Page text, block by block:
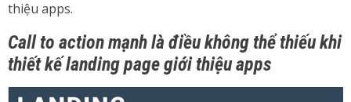
thiệu apps.
Call to action mạnh là điều không thể thiếu khi
thiết kế landing page giới thiệu apps